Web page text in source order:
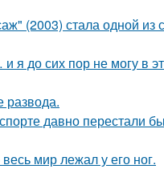
(2003) стала одной
до сих пор не могу в
развода.
давно перестали
мир лежал у его ног.